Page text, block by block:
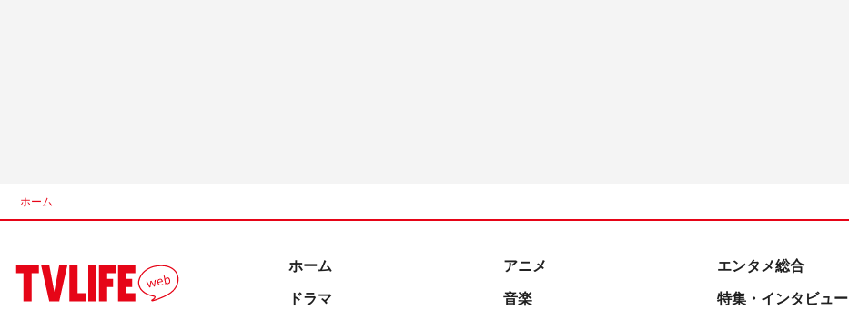
ホーム
ホーム
ドラマ
アニメ
音楽
エンタメ総合
特集・インタビュー